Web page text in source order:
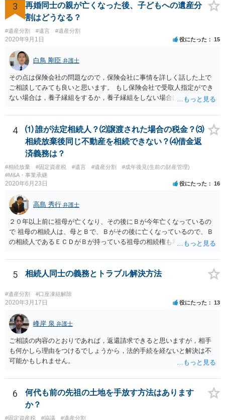
3
再婚同士の親が亡くなった後、子どもへの遺産分
割はどうなる？
#遺産分割 #遺言 #遺産分割
2020年9月1日 役にたった 15
白鳥 剛臣 弁護士
その点は保険会社の問題なので，保険会社に事情を詳しく話した上で
ご相談してみても良いと思います。 もし保険会社で受取人指定ができ
ない場合は，養子縁組をするか，養子縁組をしない場合は遺言で対応
人に指定されていた場合，あなたが先に死亡した後の扱いが異なりま
す。 例えば，あなたの法定相続人が受取人になるのであればお子さん
も対象になってきますが，かんぽなどだと約款上で受取人死亡の場合
の受取人が記載してあったりします。 ですので，かなり詳しい内容を
お聞きしないと，一番ベストな準備は何か適切なアドバイスが難しい
ので，お近くの弁護士に相談された方が良いかもしれません。
4
⑴ 誰が法定相続人？⑵譲渡された場合の税金？⑶
相続放棄後同じ不動産を相続できない？⑷借金返
済義務は？
#相続放棄 #固定資産税 #遺言 #遺産分割
#成年後見(生前の財産管理)
#M&A・事業承継
2020年6月23日 役にたった 16
高島 秀行 弁護士
２０年以上前に祖母が亡くなり、その後にＢが今年亡くなっているの
で 祖母の相続人は、母とＢで、Ｂがその後に亡くなっているので、Ｂ
の相続人であるＥＣＤがＢが持っている祖母の相続権も相続すること
Ｅも行う必要があります。 Ｂの配偶者であるＥは常にＢの相続人とな
ります。
5 相続人同士の義務とトラブル解決方法
#遺産分割 #口座凍結解除
2020年3月17日 役にたった 13
峰岸 泉 弁護士
ご相談の内容のとおりであれば，返還請求できると思いますが，相手
も何かしら理由をつけるでしょうから，法的手続を経ないと解決は不
可能かもしれません。
6
何代も前の先祖の土地を手放す方法はあります
か？
#固定資産税 #協議 #遺産分割